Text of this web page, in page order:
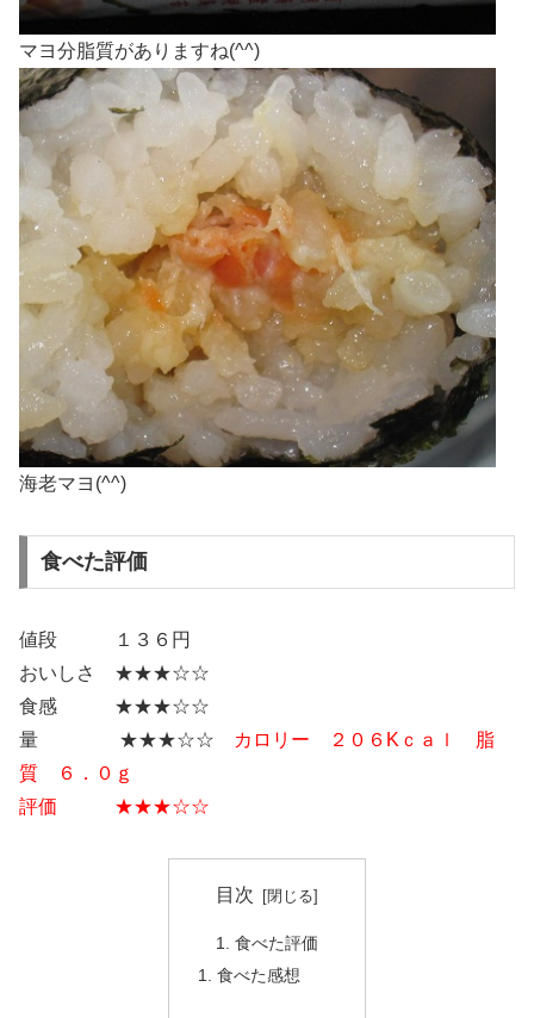
マヨ分脂質がありますね(^^)
海老マヨ(^^)
食べた評価
値段 １３６円
おいしさ ★★★☆☆
食感 ★★★☆☆
量 ★★★☆☆
カロリー ２０６Kｃａｌ 脂
質 ６．０ｇ
評価 ★★★☆☆
目次
食べた評価
食べた感想